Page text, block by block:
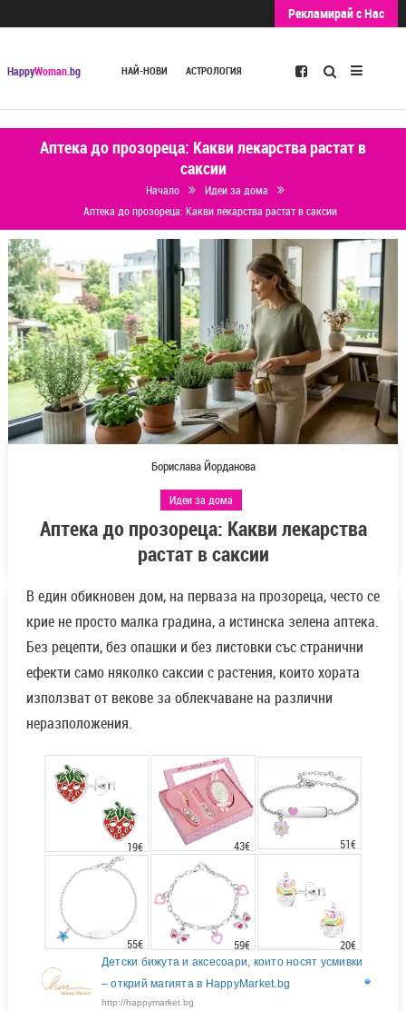
Рекламирай с Нас
HappyWoman.bg НАЙ-НОВИ АСТРОЛОГИЯ Търсене
Аптека до прозореца: Какви лекарства растат в
саксии
Начало
Идеи за дома
Аптека до прозореца: Какви лекарства растат в саксии
Борислава Йорданова
Идеи за дома
Аптека до прозореца: Какви лекарства
растат в саксии
В един обикновен дом, на перваза на прозореца, често се
крие не просто малка градина, а истинска зелена аптека.
Без рецепти, без опашки и без листовки със странични
ефекти само няколко саксии с растения, които хората
използват от векове за облекчаване на различни
неразположения.
19€ 43€ 51€
55€ 59€ 20€
Детски бижута и аксесоари, които носят усмивки
– открий магията в HappyMarket.bg
http://happymarket.bg